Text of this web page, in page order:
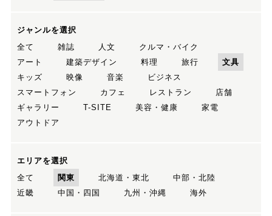
ジャンルを選択
全て
雑誌 人文
クルマ・バイク
アート
建築デザイン 料理 旅行
文具
キッズ
映像 音楽
ビジネス
スマートフォン
カフェ レストラン
店舗
ギャラリー
T-SITE 美容・健康
家電
アウトドア
エリアを選択
全て
関東 北海道・東北
中部・北陸
近畿
中国・四国 九州・沖縄 海外